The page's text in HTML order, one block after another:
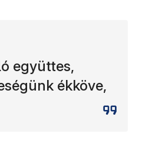
együttes,
ékköve,